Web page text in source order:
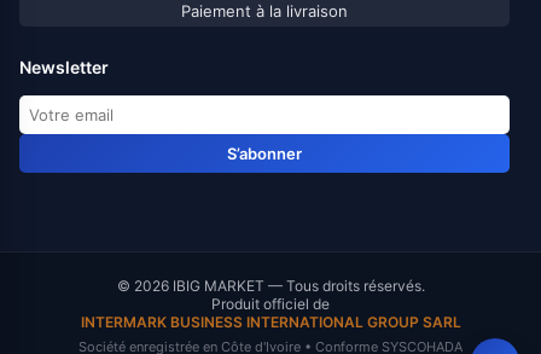
Paiement à la livraison
Newsletter
S’abonner
© 2026 IBIG MARKET — Tous droits réservés.
Produit officiel de
INTERMARK BUSINESS INTERNATIONAL GROUP SARL
Société enregistrée en Côte d'Ivoire • Conforme SYSCOHADA